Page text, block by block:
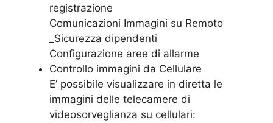
registrazione
Comunicazioni Immagini su Remoto
_Sicurezza dipendenti
Configurazione aree di allarme
Controllo immagini da Cellulare
E’ possibile visualizzare in diretta le
immagini delle telecamere di
videosorveglianza su cellulari: